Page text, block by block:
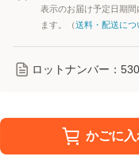
表示のお届け予定日期
ます。（送料・配送につ
ロットナンバー：
かごに入